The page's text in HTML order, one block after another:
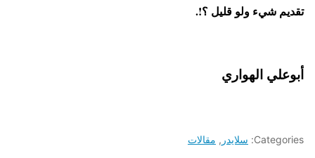
تقديم شيء ولو قليل ؟!.
أبوعلي الهواري
Categories: سلايدر , مقالات